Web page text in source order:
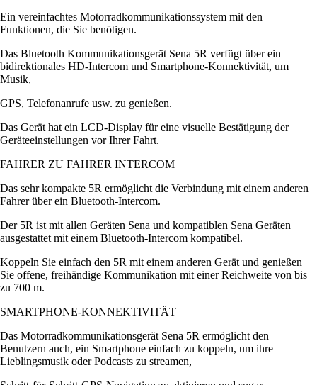
Ein vereinfachtes Motorradkommunikationssystem mit den
Funktionen, die Sie benötigen.
Das Bluetooth Kommunikationsgerät Sena 5R verfügt über ein
bidirektionales HD-Intercom und Smartphone-Konnektivität, um
Musik,
GPS, Telefonanrufe usw. zu genießen.
Das Gerät hat ein LCD-Display für eine visuelle Bestätigung der
Geräteeinstellungen vor Ihrer Fahrt.
FAHRER ZU FAHRER INTERCOM
Das sehr kompakte 5R ermöglicht die Verbindung mit einem anderen
Fahrer über ein Bluetooth-Intercom.
Der 5R ist mit allen Geräten Sena und kompatiblen Sena Geräten
ausgestattet mit einem Bluetooth-Intercom kompatibel.
Koppeln Sie einfach den 5R mit einem anderen Gerät und genießen
Sie offene, freihändige Kommunikation mit einer Reichweite von bis
zu 700 m.
SMARTPHONE-KONNEKTIVITÄT
Das Motorradkommunikationsgerät Sena 5R ermöglicht den
Benutzern auch, ein Smartphone einfach zu koppeln, um ihre
Lieblingsmusik oder Podcasts zu streamen,